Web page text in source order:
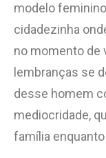
modelo
cidadezinha
no momento de
lembranças se
desse homem
mediocridade,
família